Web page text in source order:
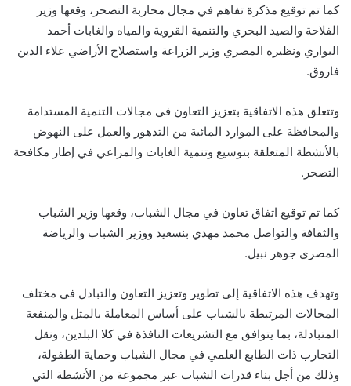
كما تم توقيع مذكرة تفاهم في مجال محاربة التصحر، وقعها وزير
الفلاحة والصيد البحري والتنمية القروية والمياه والغابات أحمد
البواري ونظيره المصري وزير الزراعة واستصلاح الأراضي علاء الدين
فاروق.
وتتعلق هذه الاتفاقية بتعزيز التعاون في مجالات التنمية المستدامة
والمحافظة على الموارد المائية من التدهور والعمل على النهوض
بالأنشطة المتعلقة بتوسيع وتنمية الغابات والمراعي في إطار مكافحة
التصحر.
كما تم توقيع اتفاق تعاون في مجال الشباب، وقعها وزير الشباب
والثقافة والتواصل محمد مهدي بنسعيد ووزير الشباب والرياضة
المصري جوهر نبيل.
وتهدف هذه الاتفاقية إلى تطوير وتعزيز التعاون والتبادل في مختلف
المجالات المرتبطة بالشباب على أساس المعاملة بالمثل والمنفعة
المتبادلة، بما يتوافق مع التشريعات النافذة في كلا البلدين، ونقل
التجارب ذات الطابع العلمي في مجال الشباب وحماية الطفولة،
وذلك من أجل بناء قدرات الشباب عبر مجموعة من الأنشطة التي